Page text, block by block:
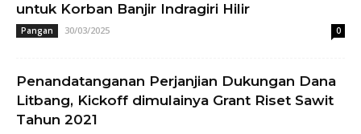
untuk Korban Banjir Indragiri Hilir
Pangan 30/03/2025 0
Penandatanganan Perjanjian Dukungan Dana
Litbang, Kickoff dimulainya Grant Riset Sawit
Tahun 2021